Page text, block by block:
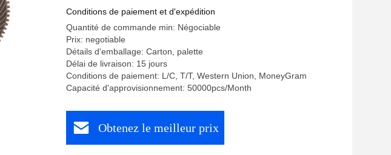
Conditions de paiement et d'expédition
Quantité de commande min: Négociable
Prix: negotiable
Détails d'emballage: Carton, palette
Délai de livraison: 15 jours
Conditions de paiement: L/C, T/T, Western Union, MoneyGram
Capacité d'approvisionnement: 50000pcs/Month
Obtenez le meilleur prix